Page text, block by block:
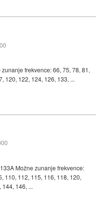
frekvence: 66, 75, 78, 81,
120, 122, 124, 126, 133, ...
Možne zunanje frekvence:
110, 112, 115, 116, 118, 120,
146, ...